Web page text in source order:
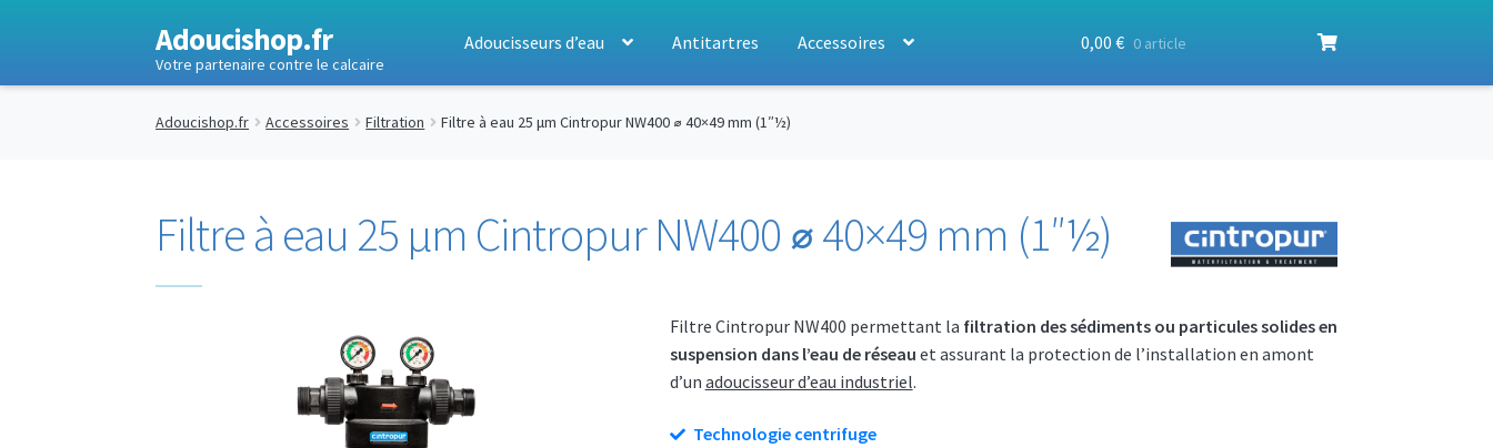
Adoucishop.fr
Votre partenaire contre le calcaire
Adoucisseurs d’eau Antitartres Accessoires 0,00 € 0 article
Adoucishop.fr Accessoires Filtration Filtre à eau 25 μm Cintropur NW400 ⌀ 40×49 mm (1″½)
Filtre à eau 25 μm Cintropur NW400 ⌀ 40×49 mm (1″½)
Filtre Cintropur NW400 permettant la filtration des sédiments ou particules solides en
suspension dans l’eau de réseau et assurant la protection de l’installation en amont
d’un adoucisseur d’eau industriel.
Technologie centrifuge